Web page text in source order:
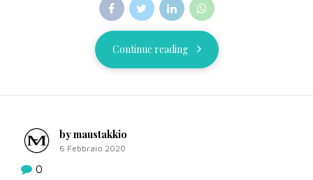
Continue reading
by maustakkio
6 Febbraio 2020
0